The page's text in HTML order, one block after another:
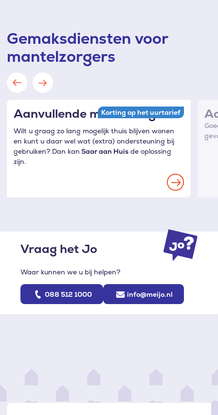
Gemaksdiensten voor
mantelzorgers
Aanvullende mantelzorg
Wilt u graag zo lang mogelijk thuis blijven wonen
en kunt u daar wel wat (extra) ondersteuning bij
gebruiken? Dan kan Saar aan Huis de oplossing
zijn.
Read
Korting op het uurtarief
Vraag het Jo
Waar kunnen we u bij helpen?
088 512 1000 info@meijo.nl